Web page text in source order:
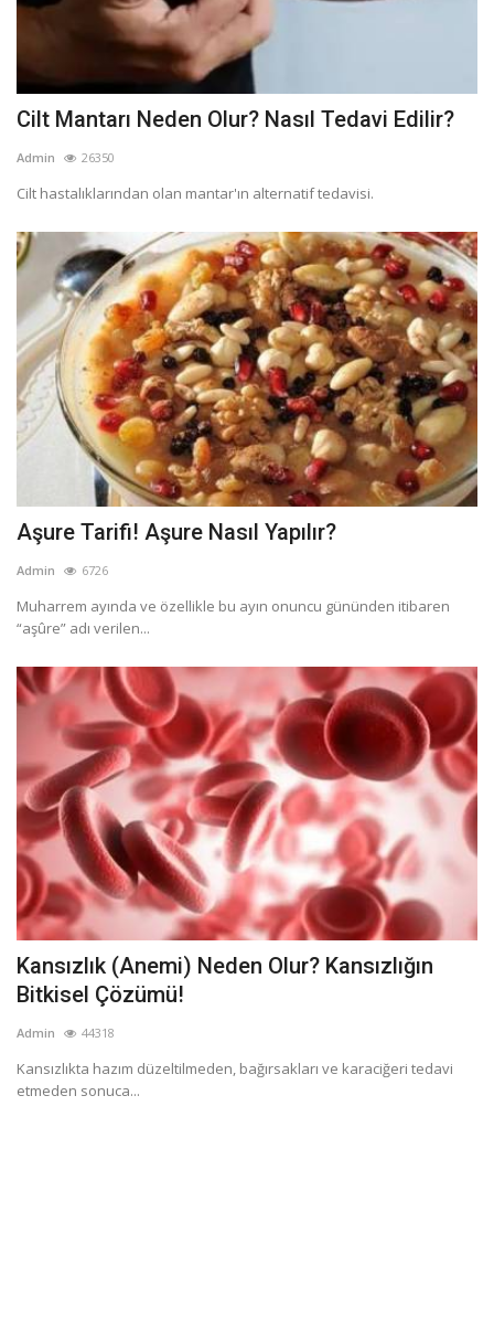
Cilt Mantarı Neden Olur? Nasıl Tedavi Edilir?
Admin 26350
Cilt hastalıklarından olan mantar'ın alternatif tedavisi.
Aşure Tarifi! Aşure Nasıl Yapılır?
Admin 6726
Muharrem ayında ve özellikle bu ayın onuncu gününden itibaren
“aşûre” adı verilen...
Kansızlık (Anemi) Neden Olur? Kansızlığın
Bitkisel Çözümü!
Admin 44318
Kansızlıkta hazım düzeltilmeden, bağırsakları ve karaciğeri tedavi
etmeden sonuca...